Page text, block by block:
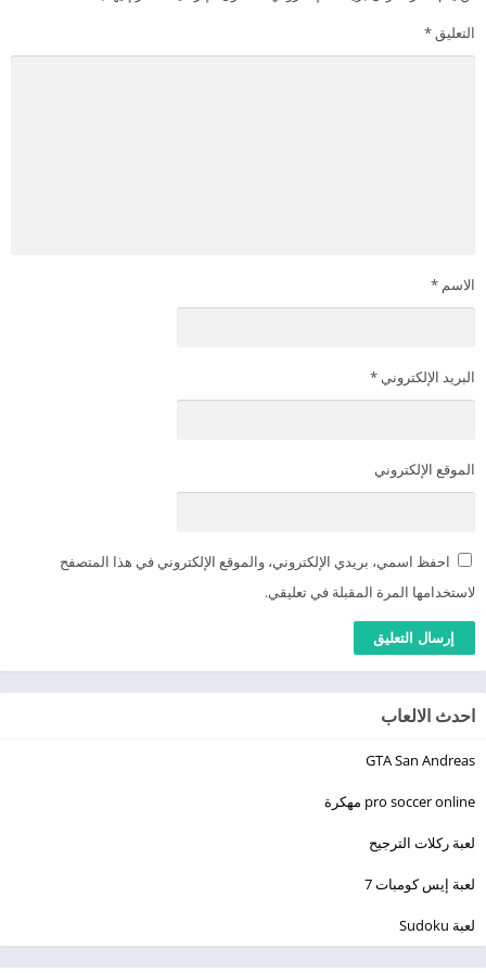
التعليق *
الاسم *
البريد الإلكتروني *
الموقع الإلكتروني
احفظ اسمي، بريدي الإلكتروني، والموقع الإلكتروني في هذا المتصفح
لاستخدامها المرة المقبلة في تعليقي.
احدث الالعاب
GTA San Andreas
pro soccer online مهكرة
لعبة ركلات الترجيح
لعبة إيس كومبات 7
لعبة Sudoku